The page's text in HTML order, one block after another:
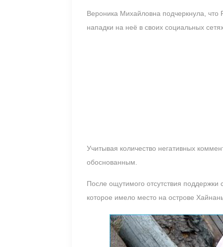
Вероника Михайловна подчеркнула,
нападки на неё в своих социальных
Учитывая количество негативных
обоснованным.
После ощутимого отсутствия
которое имело место на острове